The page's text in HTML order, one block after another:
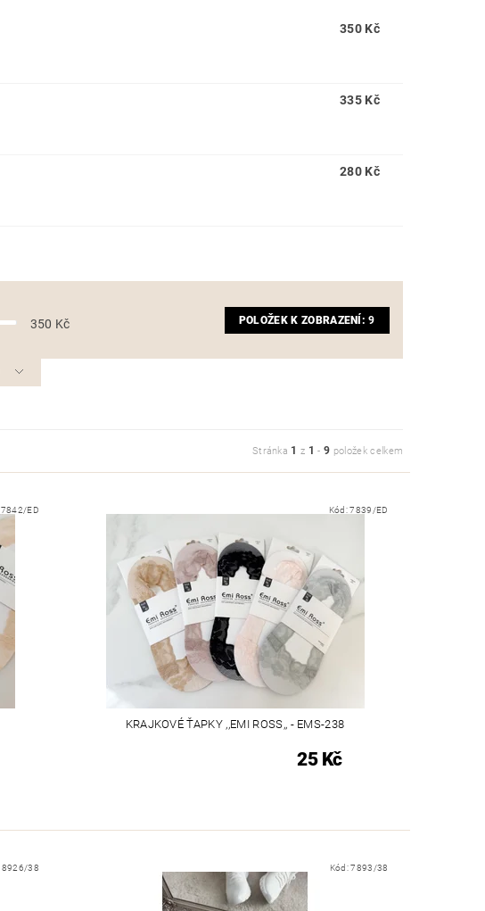
350 Kč
335 Kč
280 Kč
350 Kč POLOŽEK K ZOBRAZENÍ:9
Stránka 1 z 1 -9 položek celkem
7842/ED Kód:7839/ED
KRAJKOVÉ ŤAPKY ,,EMI ROSS,, - EMS-238
25 Kč
8926/38 Kód:7893/38